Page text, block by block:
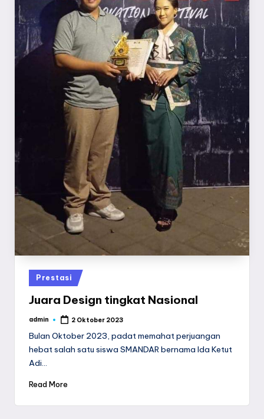
a
y
a
Posted
in
Prestasi
Juara Design tingkat Nasional
Posted
admin 2 Oktober 2023
Bulan Oktober 2023, padat memahat perjuangan
hebat salah satu siswa SMANDAR bernama Ida Ketut
Adi…
Read More